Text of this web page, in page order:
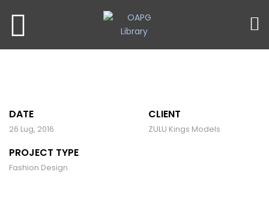
DATE
26 Lug, 2016
CLIENT
ZULU Kings Models
PROJECT TYPE
Fashion Design